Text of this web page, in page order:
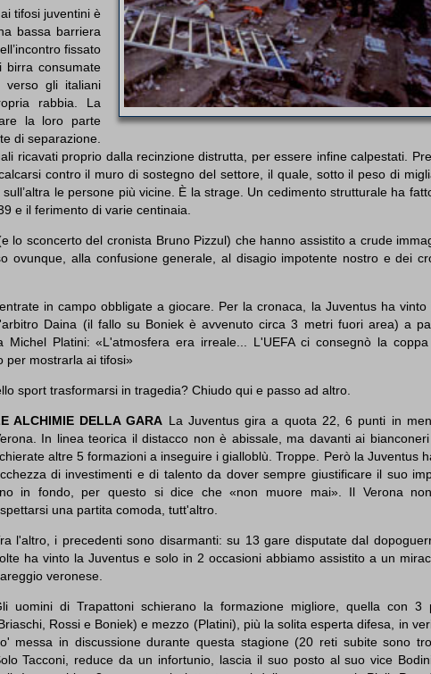
tifosi juventini è
bassa barriera
fissato
consumate
gli italiani
rabbia. La
la loro parte
di separazione.
ricavati proprio dalla recinzione distrutta, per essere infine calpestati.
contro il muro di sostegno del settore, il quale, sotto il peso di
le persone più vicine. È la strage. Un cedimento strutturale ha
e il ferimento di varie centinaia.
lo sconcerto del cronista Bruno Pizzul) che hanno assistito a crude
ovunque, alla confusione generale, al disagio impotente nostro e dei
in campo obbligate a giocare. Per la cronaca, la Juventus ha
Daina (il fallo su Boniek è avvenuto circa 3 metri fuori area) a
Platini: «L'atmosfera era irreale... L'UEFA ci consegnò la
per mostrarla ai tifosi»
sport trasformarsi in tragedia? Chiudo qui e passo ad altro.
ALCHIMIE DELLA GARA La Juventus gira a quota 22, 6 punti in
In linea teorica il distacco non è abissale, ma davanti ai
altre 5 formazioni a inseguire i gialloblù. Troppe. Però la Juventus
di investimenti e di talento da dover sempre giustificare il suo
in fondo, per questo si dice che «non muore mai». Il Verona
una partita comoda, tutt'altro.
l'altro, i precedenti sono disarmanti: su 13 gare disputate dal
ha vinto la Juventus e solo in 2 occasioni abbiamo assistito a un
veronese.
uomini di Trapattoni schierano la formazione migliore, quella con 3
Rossi e Boniek) e mezzo (Platini), più la solita esperta difesa, in
messa in discussione durante questa stagione (20 reti subite sono
Tacconi, reduce da un infortunio, lascia il suo posto al suo vice